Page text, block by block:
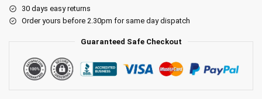
30 days easy returns
Order yours before 2.30pm for same day dispatch
Guaranteed Safe Checkout